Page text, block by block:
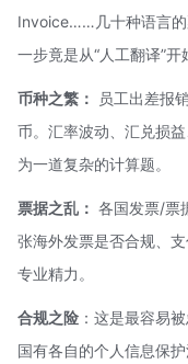
Invoice……几十种语言的
一步竟是从“人工翻译”开
币种之繁：
员工出差报
币。汇率波动、汇兑损
为一道复杂的计算题。
票据之乱： 各国发票/票
张海外发票是否合规、
专业精力。
合规之险 ：这是最容易
国有各自的个人信息保